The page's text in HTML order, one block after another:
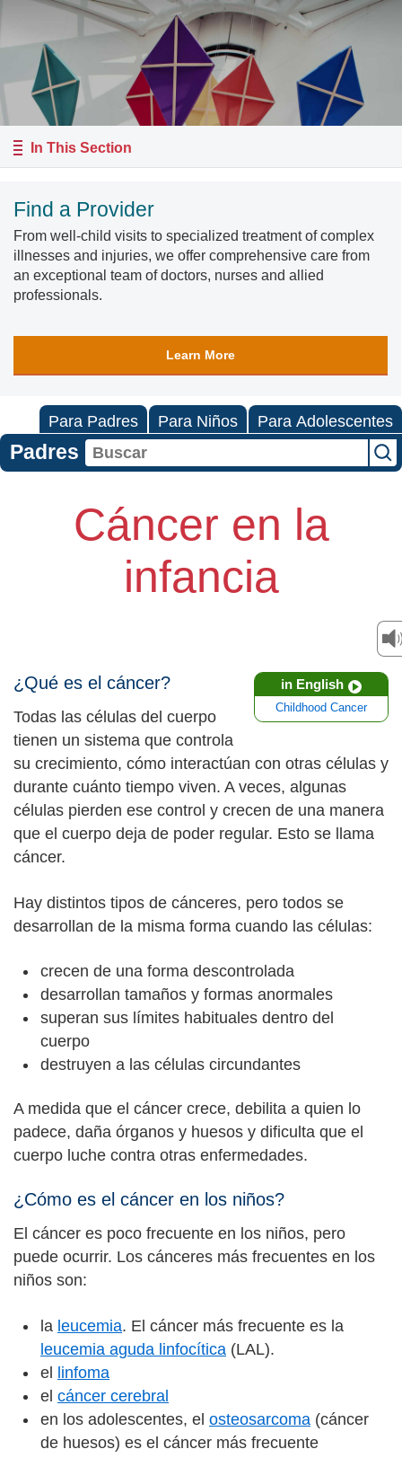
In This Section
Find a Provider
From well-child visits to specialized treatment of complex
illnesses and injuries, we offer comprehensive care from
an exceptional team of doctors, nurses and allied
professionals.
Learn More
Para Padres Para Niños Para Adolescentes
Padres
Cáncer en la
infancia
in English
Childhood Cancer
¿Qué es el cáncer?
Todas las células del cuerpo
tienen un sistema que controla
su crecimiento, cómo interactúan con otras células y
durante cuánto tiempo viven. A veces, algunas
células pierden ese control y crecen de una manera
que el cuerpo deja de poder regular. Esto se llama
cáncer.
Hay distintos tipos de cánceres, pero todos se
desarrollan de la misma forma cuando las células:
crecen de una forma descontrolada
desarrollan tamaños y formas anormales
superan sus límites habituales dentro del
cuerpo
destruyen a las células circundantes
A medida que el cáncer crece, debilita a quien lo
padece, daña órganos y huesos y dificulta que el
cuerpo luche contra otras enfermedades.
¿Cómo es el cáncer en los niños?
El cáncer es poco frecuente en los niños, pero
puede ocurrir. Los cánceres más frecuentes en los
niños son:
la leucemia. El cáncer más frecuente es la
leucemia aguda linfocítica (LAL).
el linfoma
el cáncer cerebral
en los adolescentes, el osteosarcoma (cáncer
de huesos) es el cáncer más frecuente